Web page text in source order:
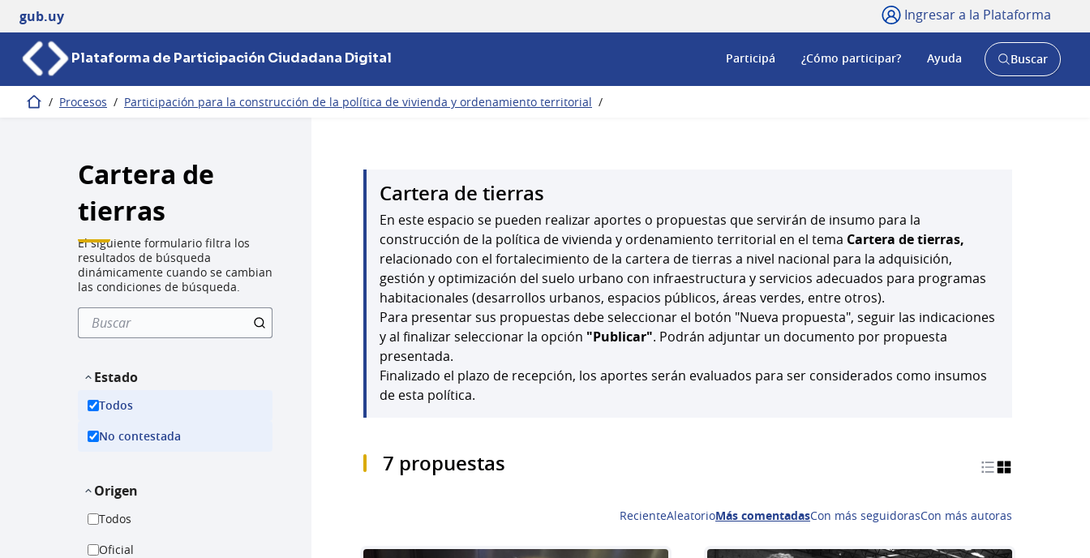
gub.uy Ingresar a la Plataforma
Plataforma de Participación Ciudadana Digital Participá ¿Cómo participar? Ayuda
AbrirBuscar
Inicio / Procesos / Participación para la construcción de la política de vivienda y ordenamiento territorial /
Cartera de
tierras
El siguiente formulario filtra los
resultados de búsqueda
dinámicamente cuando se cambian
las condiciones de búsqueda.
Estado
Todos
No contestada
Origen
Todos
Oficial
Cartera de tierras
En este espacio se pueden realizar aportes o propuestas que servirán de insumo para la
construcción de la política de vivienda y ordenamiento territorial en el tema Cartera de tierras,
relacionado con el fortalecimiento de la cartera de tierras a nivel nacional para la adquisición,
gestión y optimización del suelo urbano con infraestructura y servicios adecuados para programas
habitacionales (desarrollos urbanos, espacios públicos, áreas verdes, entre otros).
Para presentar sus propuestas debe seleccionar el botón "Nueva propuesta", seguir las indicaciones
y al finalizar seleccionar la opción "Publicar". Podrán adjuntar un documento por propuesta
presentada.
Finalizado el plazo de recepción, los aportes serán evaluados para ser considerados como insumos
de esta política.
7 propuestas
RecienteAleatorioMás comentadasCon más seguidorasCon más autoras